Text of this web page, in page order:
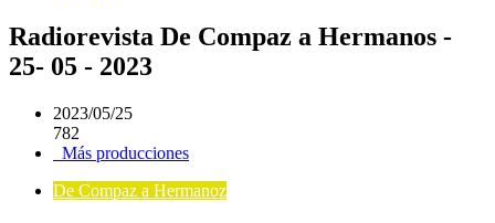
Radiorevista De Compaz a Hermanos -
25- 05 - 2023
2023/05/25
782
Más producciones
De Compaz a Hermanoz